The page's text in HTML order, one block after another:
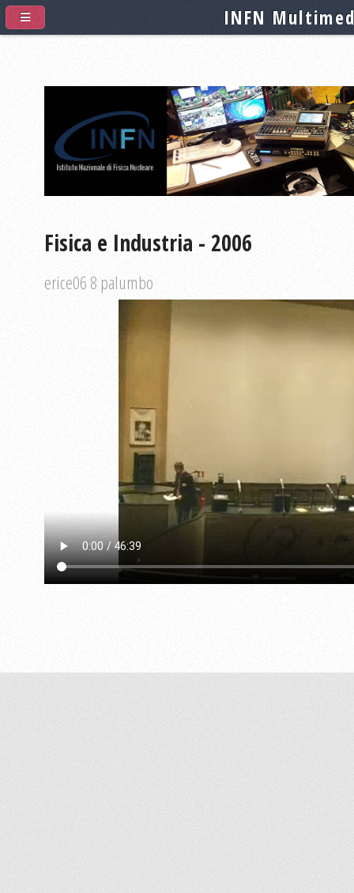
Fisica e Industria - 2006
erice06 8 palumbo
INFN